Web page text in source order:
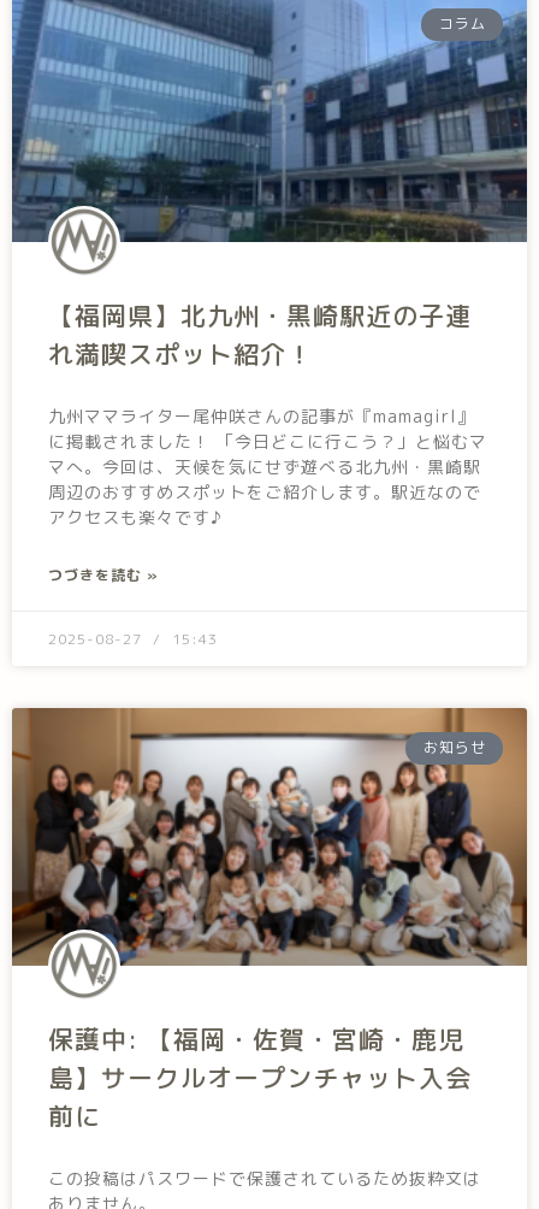
コラム
【福岡県】北九州・黒崎駅近の子連
れ満喫スポット紹介！
九州ママライター尾仲咲さんの記事が『mamagirl』
に掲載されました！ 「今日どこに行こう？」と悩むマ
マへ。今回は、天候を気にせず遊べる北九州・黒崎駅
周辺のおすすめスポットをご紹介します。駅近なので
アクセスも楽々です♪
つづきを読む »
2025-08-27 15:43
お知らせ
保護中: 【福岡・佐賀・宮崎・鹿児
島】サークルオープンチャット入会
前に
この投稿はパスワードで保護されているため抜粋文は
ありません。